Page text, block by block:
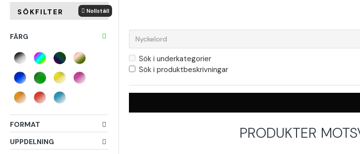
SÖKFILTER Nollställ
FÄRG
FORMAT
UPPDELNING
Sök i underkategorier
Sök i produktbeskrivningar
PRODUKTER